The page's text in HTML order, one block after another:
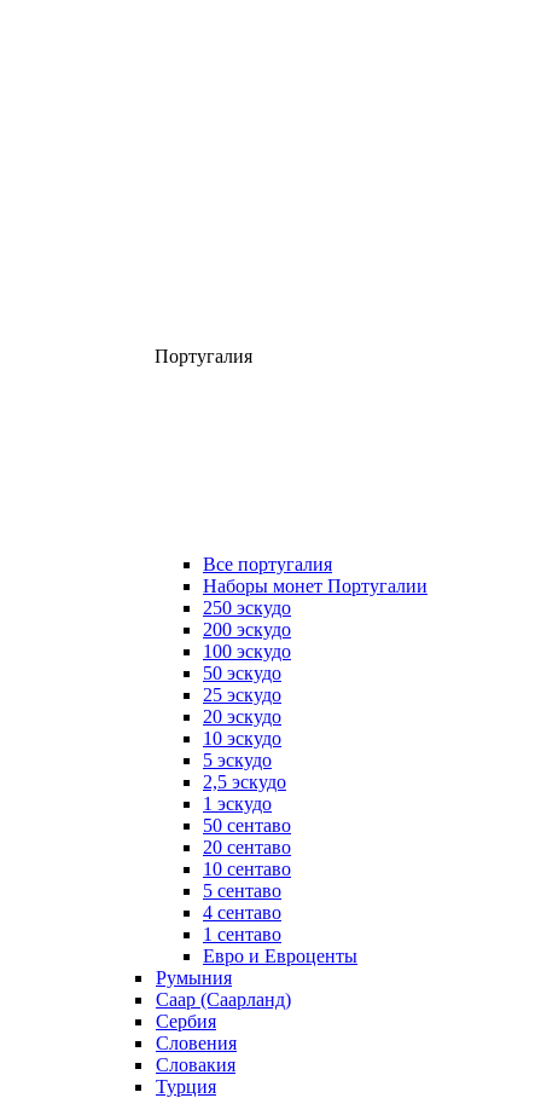
Португалия
Все португалия
Наборы монет Португалии
250 эскудо
200 эскудо
100 эскудо
50 эскудо
25 эскудо
20 эскудо
10 эскудо
5 эскудо
2,5 эскудо
1 эскудо
50 сентаво
20 сентаво
10 сентаво
5 сентаво
4 сентаво
1 сентаво
Евро и Евроценты
Румыния
Саар (Саарланд)
Сербия
Словения
Словакия
Турция